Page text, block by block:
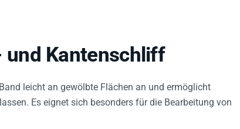
und Kantenschliff
leicht an gewölbte Flächen an und ermöglicht
Es eignet sich besonders für die Bearbeitung von